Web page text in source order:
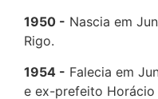
1950
Nascia em
Rigo.
1954
Falecia em
e ex-prefeito Horácio